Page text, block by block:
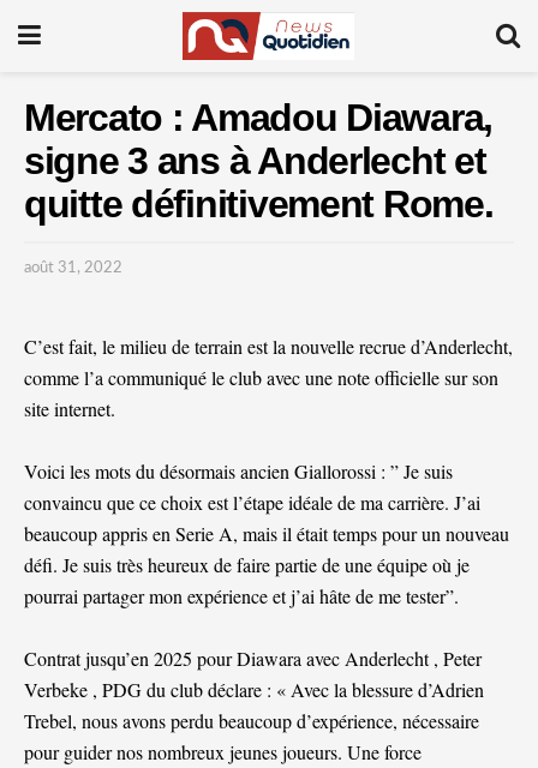
Mercato : Amadou Diawara,
signe 3 ans à Anderlecht et
quitte définitivement Rome.
août 31, 2022
C’est fait, le milieu de terrain est la nouvelle recrue d’Anderlecht,
comme l’a communiqué le club avec une note officielle sur son
site internet.
Voici les mots du désormais ancien Giallorossi : ” Je suis
convaincu que ce choix est l’étape idéale de ma carrière. J’ai
beaucoup appris en Serie A, mais il était temps pour un nouveau
défi. Je suis très heureux de faire partie de une équipe où je
pourrai partager mon expérience et j’ai hâte de me tester”.
Contrat jusqu’en 2025 pour Diawara avec Anderlecht , Peter
Verbeke , PDG du club déclare : « Avec la blessure d’Adrien
Trebel, nous avons perdu beaucoup d’expérience, nécessaire
pour guider nos nombreux jeunes joueurs. Une force